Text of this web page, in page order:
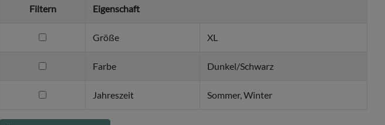
Filtern Eigenschaft
filtern
Größe
Größe XL
filtern
Farbe
Farbe Dunkel/Schwarz
filtern
Jahreszeit
Jahreszeit Sommer, Winter